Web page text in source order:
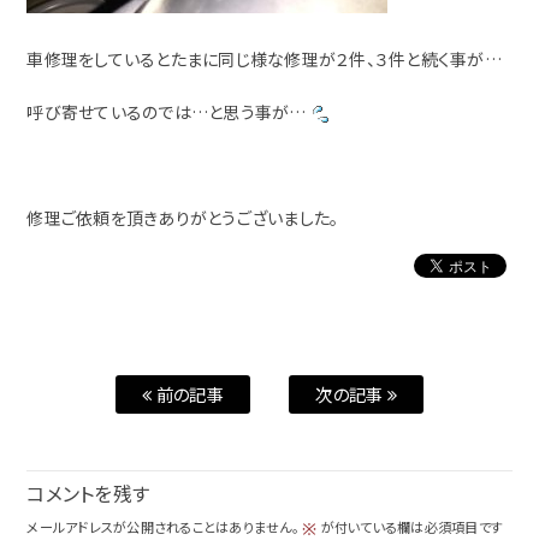
車修理をしているとたまに同じ様な修理が２件、３件と続く事が…
呼び寄せているのでは…と思う事が…
修理ご依頼を頂きありがとうございました。
前の記事 次の記事
コメントを残す
メールアドレスが公開されることはありません。 ※ が付いている欄は必須項目です